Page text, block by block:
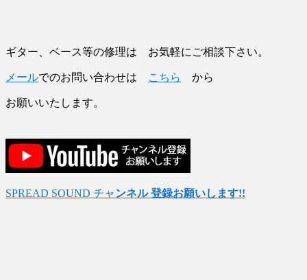
ギター、ベース等の修理は お気軽にご相談下さい。
メールでのお問い合わせは こちら から
お願いいたします。
SPREAD SOUND チャ ンネル 登録お願いします!!